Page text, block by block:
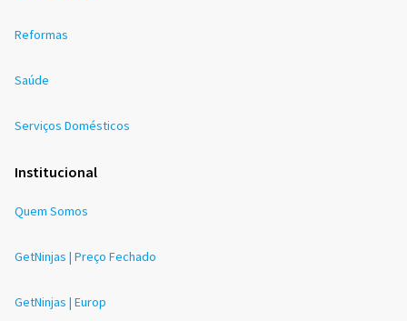
Reformas
Saúde
Serviços Domésticos
Institucional
Quem Somos
GetNinjas | Preço Fechado
GetNinjas | Europ